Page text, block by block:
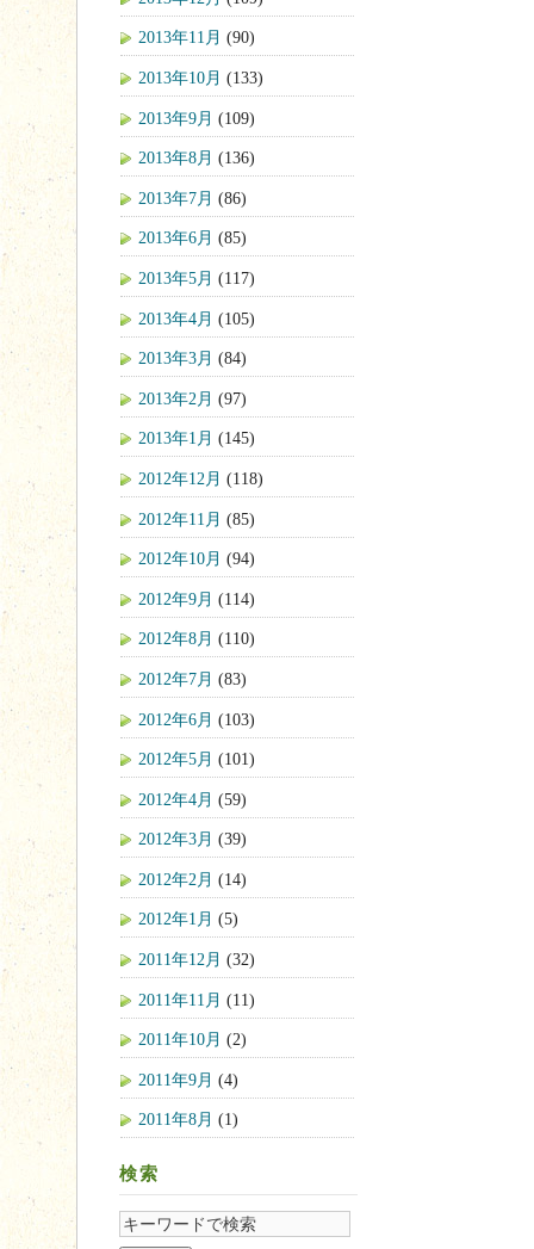
2013年11月 (90)
2013年10月 (133)
2013年9月 (109)
2013年8月 (136)
2013年7月 (86)
2013年6月 (85)
2013年5月 (117)
2013年4月 (105)
2013年3月 (84)
2013年2月 (97)
2013年1月 (145)
2012年12月 (118)
2012年11月 (85)
2012年10月 (94)
2012年9月 (114)
2012年8月 (110)
2012年7月 (83)
2012年6月 (103)
2012年5月 (101)
2012年4月 (59)
2012年3月 (39)
2012年2月 (14)
2012年1月 (5)
2011年12月 (32)
2011年11月 (11)
2011年10月 (2)
2011年9月 (4)
2011年8月 (1)
検索